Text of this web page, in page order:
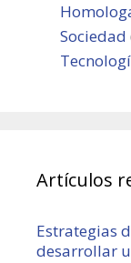
Sociedad
Artículos
Estrategias
desarrollar